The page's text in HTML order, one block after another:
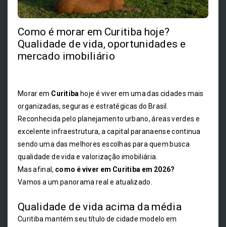
Como é morar em Curitiba hoje?
Qualidade de vida, oportunidades e
mercado imobiliário
Morar em Curitiba hoje é viver em uma das cidades mais
organizadas, seguras e estratégicas do Brasil.
Reconhecida pelo planejamento urbano, áreas verdes e
excelente infraestrutura, a capital paranaense continua
sendo uma das melhores escolhas para quem busca
qualidade de vida e valorização imobiliária.
Mas afinal, como é viver em Curitiba em 2026?
Vamos a um panorama real e atualizado.
Qualidade de vida acima da média
Curitiba mantém seu título de cidade modelo em